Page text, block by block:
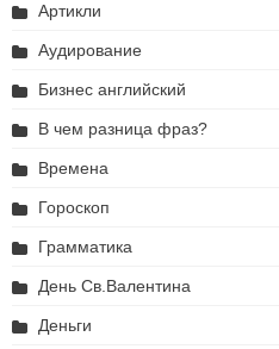
Артикли
Аудирование
Бизнес английский
В чем разница фраз?
Времена
Гороскоп
Грамматика
День Св.Валентина
Деньги